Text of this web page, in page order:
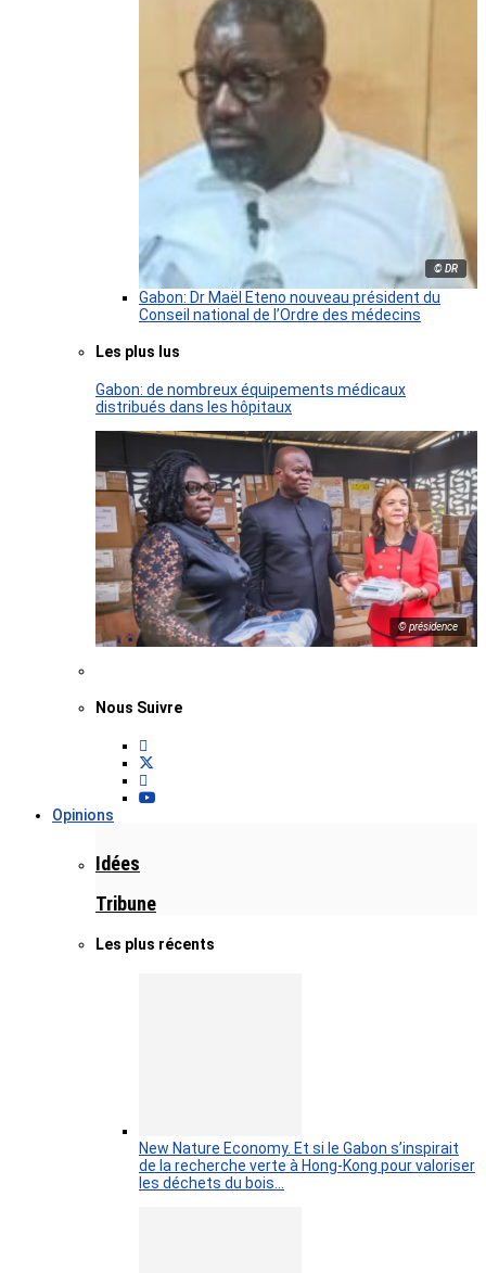
© DR
Gabon: Dr Maël Eteno nouveau président du
Conseil national de l’Ordre des médecins
Les plus lus
Gabon: de nombreux équipements médicaux
distribués dans les hôpitaux
© présidence
Nous Suivre
Opinions
Idées
Tribune
Les plus récents
New Nature Economy. Et si le Gabon s’inspirait
de la recherche verte à Hong-Kong pour valoriser
les déchets du bois…